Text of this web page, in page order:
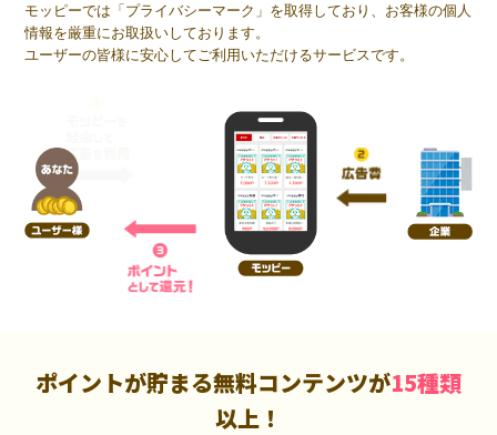
モッピーでは「プライバシーマーク」を取得しており、お客様の個人
情報を厳重にお取扱いしております。
ユーザーの皆様に安心してご利用いただけるサービスです。
ポイントが貯まる無料コンテンツが15種類
以上！